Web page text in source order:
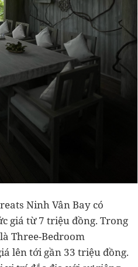
Ninh Vân Bay có
giá từ 7 triệu đồng. Trong
Three-Bedroom
lên tới gần 33 triệu đồng.